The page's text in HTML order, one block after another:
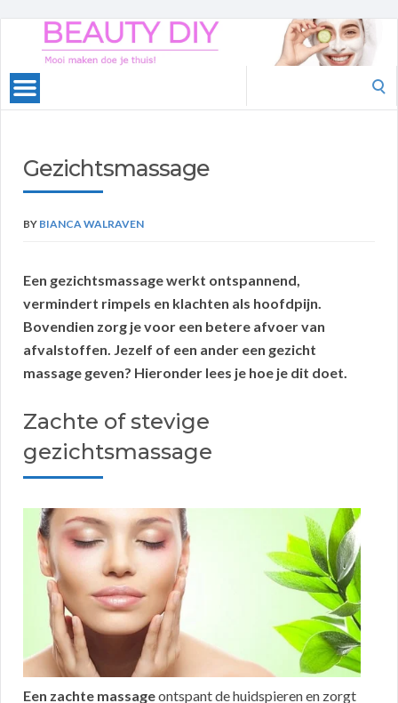
Gezichtsmassage
BY BIANCA WALRAVEN
Een gezichtsmassage werkt ontspannend,
vermindert rimpels en klachten als hoofdpijn.
Bovendien zorg je voor een betere afvoer van
afvalstoffen. Jezelf of een ander een gezicht
massage geven? Hieronder lees je hoe je dit doet.
Zachte of stevige
gezichtsmassage
Een zachte massageontspant de huidspieren en zorgt